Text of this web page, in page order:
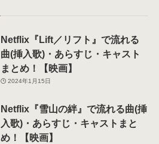
Netflix『Lift／リフト』で流れる
曲(挿入歌)・あらすじ・キャスト
まとめ！【映画】
2024年1月15日
Netflix『雪山の絆』で流れる曲(挿
入歌)・あらすじ・キャストまと
め！【映画】